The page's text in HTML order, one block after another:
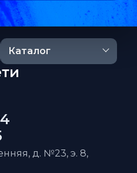
Каталог
д. №23, э. 8,